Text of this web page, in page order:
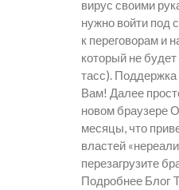
вирус своими
нужно войти под
к переговорам и
который не
тасс).
Вам! Далее
новом браузере
месяцы, что
властей
перезагрузите
Подробнее Блог